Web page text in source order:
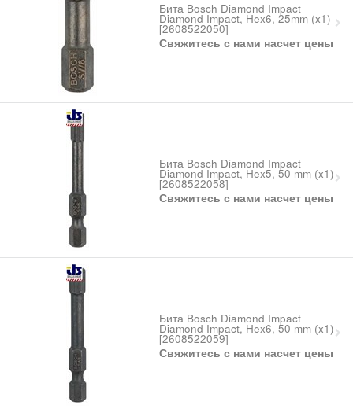
Бита Bosch Diamond Impact
Diamond Impact, Hex6, 25mm (x1)
[2608522050]
Свяжитесь с нами насчет цены
Бита Bosch Diamond Impact
Diamond Impact, Hex5, 50 mm (x1)
[2608522058]
Свяжитесь с нами насчет цены
Бита Bosch Diamond Impact
Diamond Impact, Hex6, 50 mm (x1)
[2608522059]
Свяжитесь с нами насчет цены